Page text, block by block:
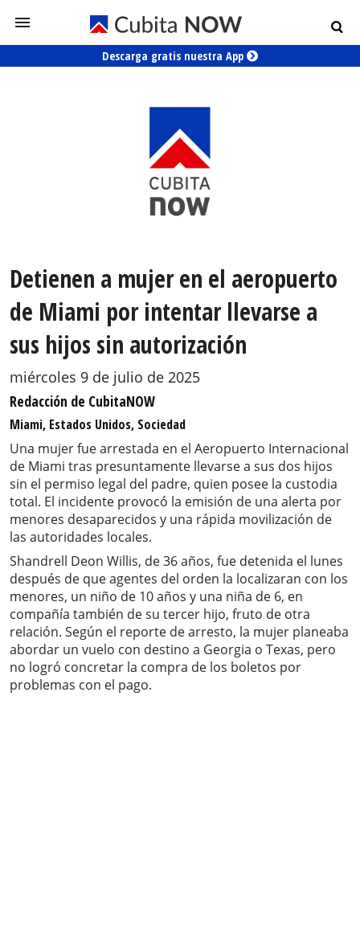
Descarga gratis nuestra App
Detienen a mujer en el aeropuerto
de Miami por intentar llevarse a
sus hijos sin autorización
miércoles 9 de julio de 2025
Redacción de CubitaNOW
Miami, Estados Unidos, Sociedad
Una mujer fue arrestada en el Aeropuerto Internacional
de Miami tras presuntamente llevarse a sus dos hijos
sin el permiso legal del padre, quien posee la custodia
total. El incidente provocó la emisión de una alerta por
menores desaparecidos y una rápida movilización de
las autoridades locales.
Shandrell Deon Willis, de 36 años, fue detenida el lunes
después de que agentes del orden la localizaran con los
menores, un niño de 10 años y una niña de 6, en
compañía también de su tercer hijo, fruto de otra
relación. Según el reporte de arresto, la mujer planeaba
abordar un vuelo con destino a Georgia o Texas, pero
no logró concretar la compra de los boletos por
problemas con el pago.